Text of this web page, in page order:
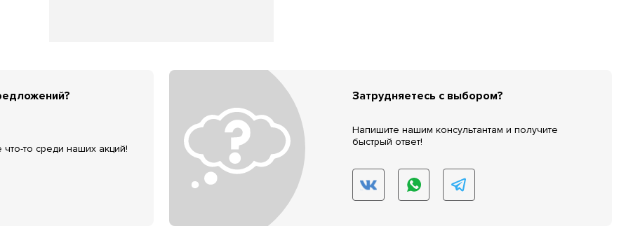
то среди наших акций!
Затрудняетесь с выбором?
Напишите нашим консультантам и получите
быстрый ответ!